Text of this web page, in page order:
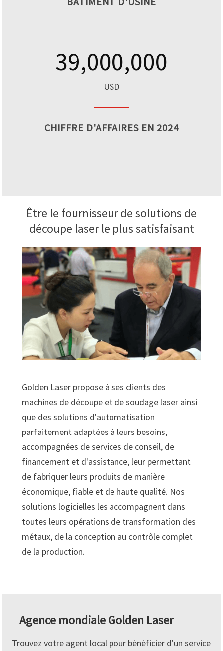
39,000,000
USD
CHIFFRE D'AFFAIRES EN 2024
Être le fournisseur de solutions de
découpe laser le plus satisfaisant
Golden Laser propose à ses clients des
machines de découpe et de soudage laser ainsi
que des solutions d'automatisation
parfaitement adaptées à leurs besoins,
accompagnées de services de conseil, de
financement et d'assistance, leur permettant
de fabriquer leurs produits de manière
économique, fiable et de haute qualité. Nos
solutions logicielles les accompagnent dans
toutes leurs opérations de transformation des
métaux, de la conception au contrôle complet
de la production.
Agence mondiale Golden Laser
Trouvez votre agent local pour bénéficier d'un service